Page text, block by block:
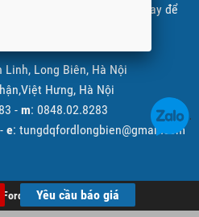
tìm hiểu vui lòng liên hệ ngay để
Linh, Long Biên, Hà Nội
Hưng, Hà Nội
- m: 0848.02.8283
e: tungdqfordlongbien@gmail.com
Ford Long Biên
Yêu cầu báo giá